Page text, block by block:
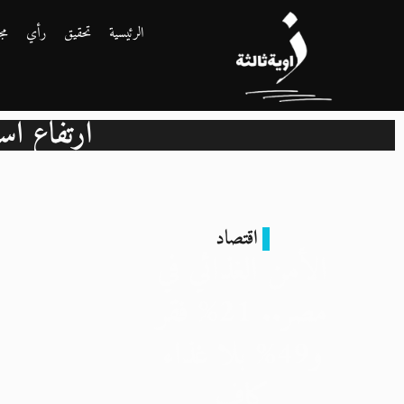
الرئيسية تحقيق رأي
ارتفاع
اقتصاد